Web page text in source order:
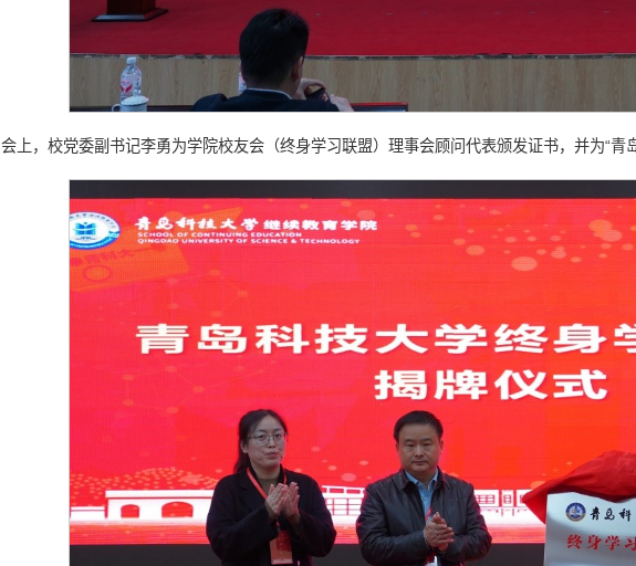
会上，校党委副书记李勇为学院校友会（终身学习联盟）理事会顾问代表颁发证书，并为“青